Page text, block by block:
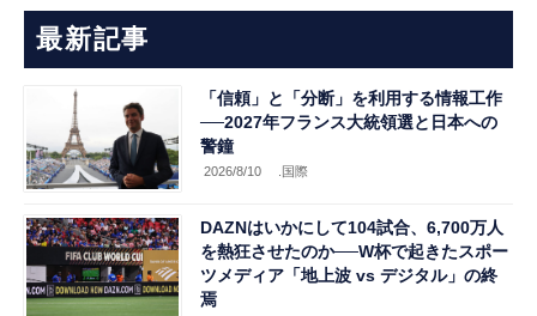
最新記事
「信頼」と「分断」を利用する情報工作
──2027年フランス大統領選と日本への
警鐘
2026/8/10 .国際
DAZNはいかにして104試合、6,700万人
を熱狂させたのか──W杯で起きたスポー
ツメディア「地上波 vs デジタル」の終
焉